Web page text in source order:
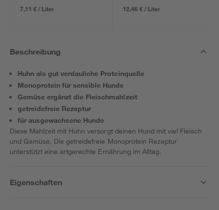
7,11 € / Liter 12,46 € / Liter
Beschreibung
Huhn als gut verdauliche Proteinquelle
Monoprotein für sensible Hunde
Gemüse ergänzt die Fleischmahlzeit
getreidefreie Rezeptur
für ausgewachsene Hunde
Diese Mahlzeit mit Huhn versorgt deinen Hund mit viel Fleisch
und Gemüse. Die getreidefreie Monoprotein Rezeptur
unterstützt eine artgerechte Ernährung im Alltag.
Eigenschaften